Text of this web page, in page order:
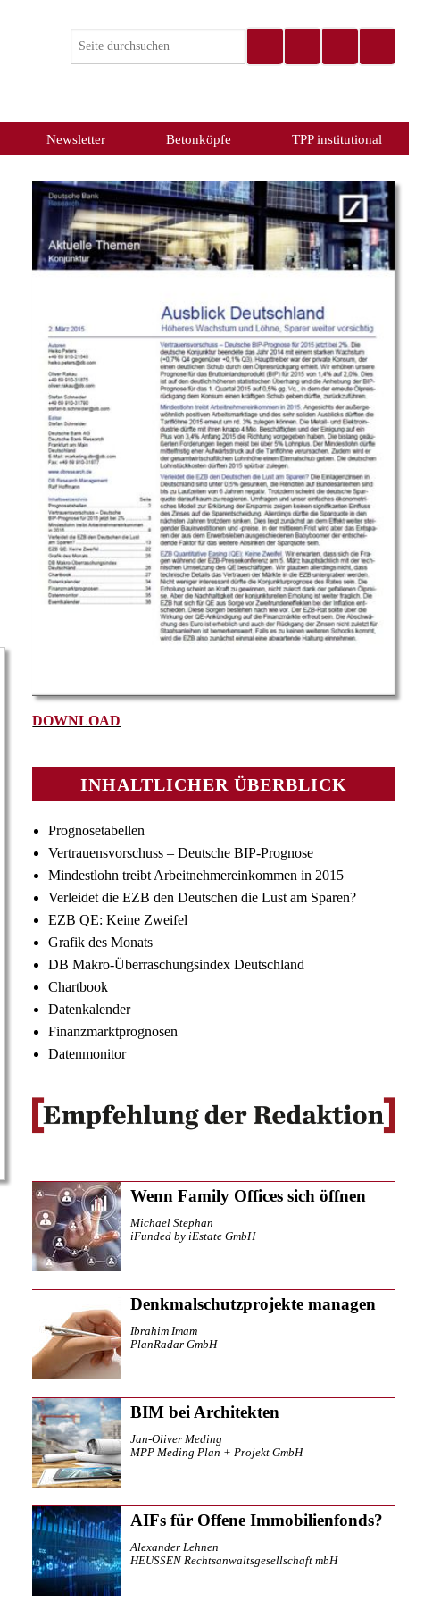
Newsletter Betonköpfe TPP institutional
DOWNLOAD
INHALTLICHER ÜBERBLICK
Prognosetabellen
Vertrauensvorschuss – Deutsche BIP-Prognose
Mindestlohn treibt Arbeitnehmereinkommen in 2015
Verleidet die EZB den Deutschen die Lust am Sparen?
EZB QE: Keine Zweifel
Grafik des Monats
DB Makro-Überraschungsindex Deutschland
Chartbook
Datenkalender
Finanzmarktprognosen
Datenmonitor
Wenn Family Offices sich öffnen
Michael Stephan
iFunded by iEstate GmbH
Denkmalschutzprojekte managen
Ibrahim Imam
PlanRadar GmbH
BIM bei Architekten
Jan-Oliver Meding
MPP Meding Plan + Projekt GmbH
AIFs für Offene Immobilienfonds?
Alexander Lehnen
HEUSSEN Rechtsanwaltsgesellschaft mbH